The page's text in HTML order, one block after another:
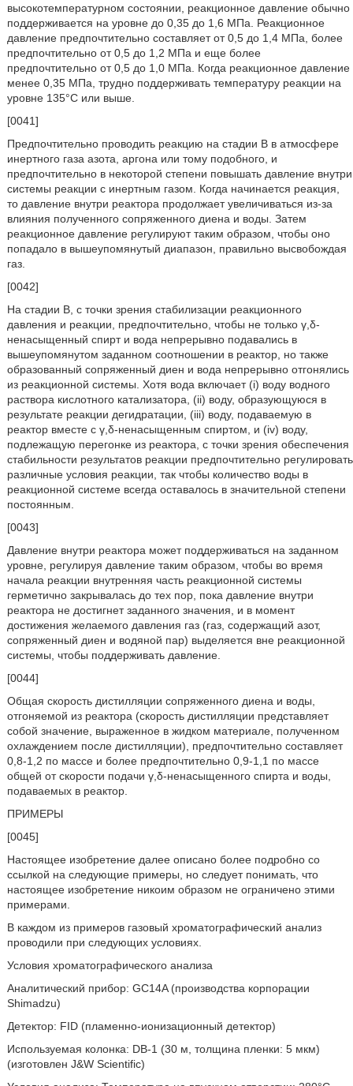
высокотемпературном состоянии, реакционное давление обычно
поддерживается на уровне до 0,35 до 1,6 МПа. Реакционное
давление предпочтительно составляет от 0,5 до 1,4 МПа, более
предпочтительно от 0,5 до 1,2 МПа и еще более
предпочтительно от 0,5 до 1,0 МПа. Когда реакционное давление
менее 0,35 МПа, трудно поддерживать температуру реакции на
уровне 135°C или выше.
[0041]
Предпочтительно проводить реакцию на стадии В в атмосфере
инертного газа азота, аргона или тому подобного, и
предпочтительно в некоторой степени повышать давление внутри
системы реакции с инертным газом. Когда начинается реакция,
то давление внутри реактора продолжает увеличиваться из-за
влияния полученного сопряженного диена и воды. Затем
реакционное давление регулируют таким образом, чтобы оно
попадало в вышеупомянутый диапазон, правильно высвобождая
газ.
[0042]
На стадии В, с точки зрения стабилизации реакционного
давления и реакции, предпочтительно, чтобы не только γ,δ-
ненасыщенный спирт и вода непрерывно подавались в
вышеупомянутом заданном соотношении в реактор, но также
образованный сопряженный диен и вода непрерывно отгонялись
из реакционной системы. Хотя вода включает (i) воду водного
раствора кислотного катализатора, (ii) воду, образующуюся в
результате реакции дегидратации, (iii) воду, подаваемую в
реактор вместе с γ,δ-ненасыщенным спиртом, и (iv) воду,
подлежащую перегонке из реактора, с точки зрения обеспечения
стабильности результатов реакции предпочтительно регулировать
различные условия реакции, так чтобы количество воды в
реакционной системе всегда оставалось в значительной степени
постоянным.
[0043]
Давление внутри реактора может поддерживаться на заданном
уровне, регулируя давление таким образом, чтобы во время
начала реакции внутренняя часть реакционной системы
герметично закрывалась до тех пор, пока давление внутри
реактора не достигнет заданного значения, и в момент
достижения желаемого давления газ (газ, содержащий азот,
сопряженный диен и водяной пар) выделяется вне реакционной
системы, чтобы поддерживать давление.
[0044]
Общая скорость дистилляции сопряженного диена и воды,
отгоняемой из реактора (скорость дистилляции представляет
собой значение, выраженное в жидком материале, полученном
охлаждением после дистилляции), предпочтительно составляет
0,8-1,2 по массе и более предпочтительно 0,9-1,1 по массе
общей от скорости подачи γ,δ-ненасыщенного спирта и воды,
подаваемых в реактор.
ПРИМЕРЫ
[0045]
Настоящее изобретение далее описано более подробно со
ссылкой на следующие примеры, но следует понимать, что
настоящее изобретение никоим образом не ограничено этими
примерами.
В каждом из примеров газовый хроматографический анализ
проводили при следующих условиях.
Условия хроматографического анализа
Аналитический прибор: GC14A (производства корпорации
Shimadzu)
Детектор: FID (пламенно-ионизационный детектор)
Используемая колонка: DB-1 (30 м, толщина пленки: 5 мкм)
(изготовлен J&W Scientific)